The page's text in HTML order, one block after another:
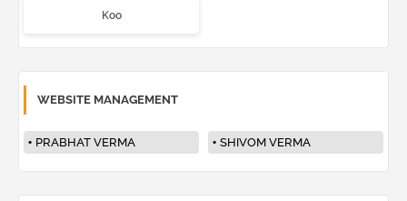
Koo
WEBSITE MANAGEMENT
PRABHAT VERMA SHIVOM VERMA